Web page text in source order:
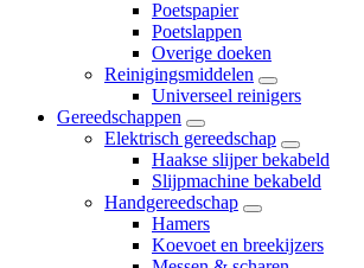
Poetspapier
Poetslappen
Overige doeken
Reinigingsmiddelen
Universeel reinigers
Gereedschappen
Elektrisch gereedschap
Haakse slijper bekabeld
Slijpmachine bekabeld
Handgereedschap
Hamers
Koevoet en breekijzers